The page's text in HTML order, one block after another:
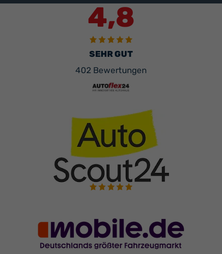
4,8
SEHR GUT
402 Bewertungen